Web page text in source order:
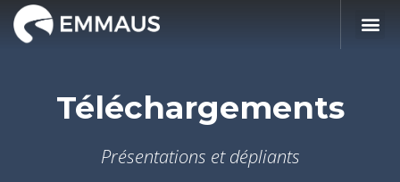
Téléchargements
Présentations et dépliants